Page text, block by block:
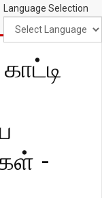
Language Selection
-